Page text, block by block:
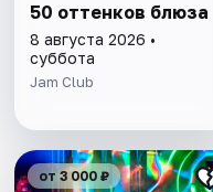
50 оттенков блюза
8 августа 2026 •
суббота
Jam Club
от 3 000 ₽